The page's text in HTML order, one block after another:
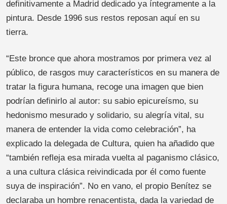
definitivamente a Madrid dedicado ya íntegramente a la
pintura. Desde 1996 sus restos reposan aquí en su
tierra.
“Este bronce que ahora mostramos por primera vez al
público, de rasgos muy característicos en su manera de
tratar la figura humana, recoge una imagen que bien
podrían definirlo al autor: su sabio epicureísmo, su
hedonismo mesurado y solidario, su alegría vital, su
manera de entender la vida como celebración”, ha
explicado la delegada de Cultura, quien ha añadido que
“también refleja esa mirada vuelta al paganismo clásico,
a una cultura clásica reivindicada por él como fuente
suya de inspiración”. No en vano, el propio Benítez se
declaraba un hombre renacentista, dada la variedad de